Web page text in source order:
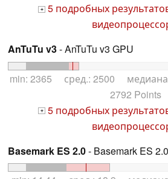
+ 5 подробных
AnTuTu v3- AnTuTu v3 GPU
min: 2365 сред.: 2500
2792 Points
+ 5 подробных
Basemark ES 2.0- Basemark ES 2.0